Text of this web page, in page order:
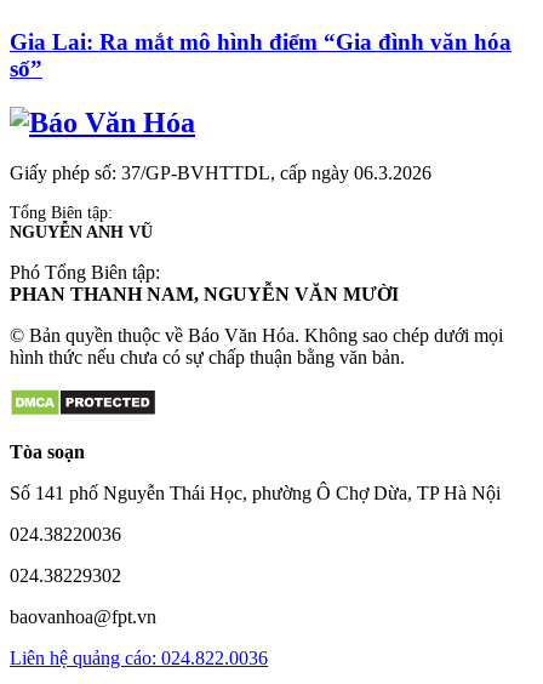
Gia Lai: Ra mắt mô hình điểm “Gia đình văn hóa
số”
Giấy phép số: 37/GP-BVHTTDL, cấp ngày 06.3.2026
Tổng Biên tập:
NGUYỄN ANH VŨ
Phó Tổng Biên tập:
PHAN THANH NAM, NGUYỄN VĂN MƯỜI
© Bản quyền thuộc về Báo Văn Hóa. Không sao chép dưới mọi
hình thức nếu chưa có sự chấp thuận bằng văn bản.
Tòa soạn
Số 141 phố Nguyễn Thái Học, phường Ô Chợ Dừa, TP Hà Nội
024.38220036
024.38229302
baovanhoa@fpt.vn
Liên hệ quảng cáo: 024.822.0036